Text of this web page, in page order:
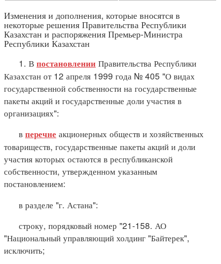
Изменения и дополнения, которые вносятся в
некоторые решения Правительства Республики
Казахстан и распоряжения Премьер-Министра
Республики Казахстан
1. В постановлении Правительства Республики
Казахстан от 12 апреля 1999 года № 405 "О видах
государственной собственности на государственные
пакеты акций и государственные доли участия в
организациях":
в перечне акционерных обществ и хозяйственных
товариществ, государственные пакеты акций и доли
участия которых остаются в республиканской
собственности, утвержденном указанным
постановлением:
в разделе "г. Астана":
строку, порядковый номер "21-158. АО
"Национальный управляющий холдинг "Байтерек",
исключить;